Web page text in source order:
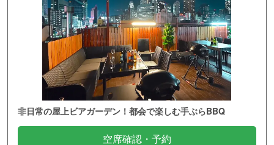
非日常の屋上ビアガーデン！都会で楽しむ手ぶらBBQ
空席確認・予約